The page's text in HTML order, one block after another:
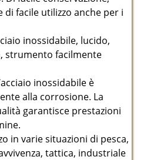
facile utilizzo anche per i
inossidabile, lucido,
strumento facilmente
inossidabile è
alla corrosione. La
garantisce prestazioni
in varie situazioni di pesca,
tattica, industriale